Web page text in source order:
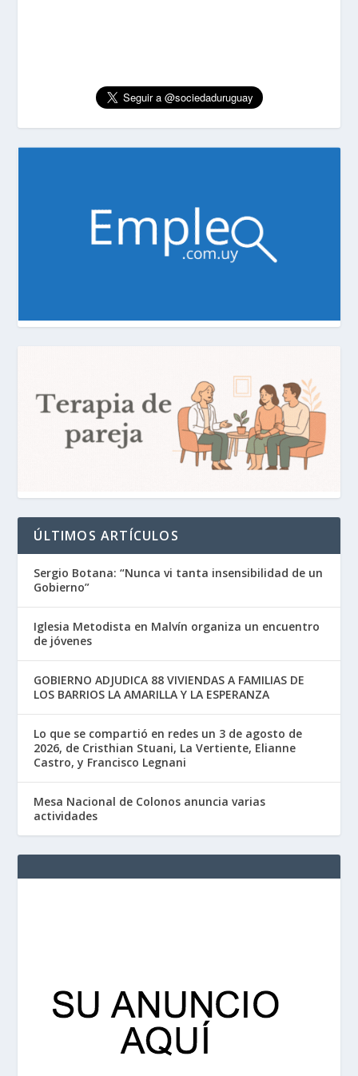
ÚLTIMOS ARTÍCULOS
Sergio Botana: “Nunca vi tanta insensibilidad de un
Gobierno”
Iglesia Metodista en Malvín organiza un encuentro
de jóvenes
GOBIERNO ADJUDICA 88 VIVIENDAS A FAMILIAS DE
LOS BARRIOS LA AMARILLA Y LA ESPERANZA
Lo que se compartió en redes un 3 de agosto de
2026, de Cristhian Stuani, La Vertiente, Elianne
Castro, y Francisco Legnani
Mesa Nacional de Colonos anuncia varias
actividades